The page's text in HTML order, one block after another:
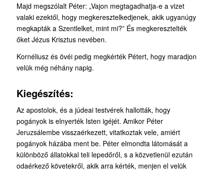
Majd megszólalt Péter: „Vajon megtagadhatja-e a vizet
valaki ezektől, hogy megkeresz­telkedjenek, akik ugyanúgy
megkapták a Szentlelket, mint mi?” És megkeresztelték
őket Jézus Krisztus nevében.
Kornéliusz és övéi pedig megkérték Pétert, hogy maradjon
velük még néhány napig.
Kiegészítés:
Az apostolok, és a júdeai testvérek hallották, hogy
pogányok is elnyerték Isten igéjét. Ami­kor Péter
Jeruzsálembe visszaérkezett, vitatkoztak vele, amiért
pogányok házába ment be. Pé­ter elmondta látomását a
különböző állatokkal teli lepedőről, s a közvetlenül ezután
odaérkező követekről, akik arra kérték, menjen el velük